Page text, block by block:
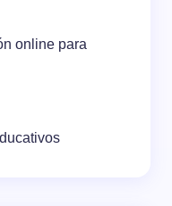
online para